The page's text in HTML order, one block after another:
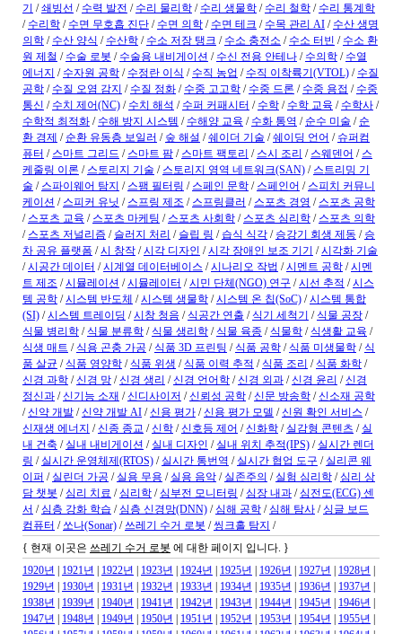
기 /쇄빙선 / 수력 발전 / 수리 물리학 / 수리 생물학 / 수리 철학 / 수리 통계학
/ 수리학 / 수면 무호흡 진단 / 수면 의학 / 수면 테크 / 수목 관리 AI / 수산 생명
의학 / 수산 양식 / 수산학 / 수소 저장 탱크 / 수소 충전소 / 수소 터빈 / 수소 환
원 제철 / 수술 로봇 / 수술용 내비게이션 / 수신 전용 안테나 / 수의학 / 수열
에너지 / 수자원 공학 / 수정란 이식 / 수직 농업 / 수직 이착륙기(VTOL) / 수질
공학 / 수질 오염 감지 / 수질 정화 / 수중 고고학 / 수중 드론 / 수중 용접 / 수중
통신 / 수치 제어(NC) / 수치 해석 / 수퍼 커패시터 / 수학 / 수학 교육 / 수학사 /
수학적 최적화 / 수해 방지 시스템 / 수해양 교육 / 수화 통역 / 순수 미술 / 순
환 경제 / 순환 유동층 보일러 / 숲 해설 /쉐이더 기술 /쉐이딩 언어 / 슈퍼컴
퓨터 / 스마트 그리드 / 스마트 팜 / 스마트 팩토리 / 스시 조리 / 스웨덴어 / 스
케줄링 이론 / 스토리지 기술 / 스토리지 영역 네트워크(SAN) / 스트리밍 기
술 / 스파이웨어 탐지 / 스팸 필터링 / 스페인 문학 / 스페인어 / 스피치 커뮤니
케이션 / 스피커 유닛 / 스프링 제조 / 스프링클러 / 스포츠 경영 / 스포츠 공학
/ 스포츠 교육 / 스포츠 마케팅 / 스포츠 사회학 / 스포츠 심리학 / 스포츠 의학
/ 스포츠 저널리즘 / 슬러지 처리 / 슬립 링 / 습식 식각 / 승강기 회생 제동 / 승
차 공유 플랫폼 /시 창작 /시각 디자인 /시각 장애인 보조 기기 /시각화 기술
/시공간 데이터 /시계열 데이터베이스 /시나리오 작법 /시멘트 공학 /시멘
트 제조 /시뮬레이션 /시뮬레이터 /시민 단체(NGO) 연구 /시선 추적 /시스
템 공학 /시스템 반도체 /시스템 생물학 /시스템 온 칩(SoC) /시스템 통합
(SI) /시스템 트레이딩 /시창 청음 /식공간 연출 /식기 세척기 /식물 공장 /
식물 병리학 /식물 분류학 /식물 생리학 /식물 육종 /식물학 /식생활 교육 /
식생 매트 /식용 곤충 가공 /식품 3D 프린팅 /식품 공학 /식품 미생물학 /식
품 살균 /식품 영양학 /식품 위생 /식품 이력 추적 /식품 조리 /식품 화학 /
신경 과학 /신경 망 /신경 생리 /신경 언어학 /신경 외과 /신경 윤리 /신경
정신과 /신기능 소재 /신디사이저 /신뢰성 공학 /신문 방송학 /신소재 공학
/신약 개발 /신약 개발 AI /신용 평가 /신용 평가 모델 /신원 확인 서비스 /
신재생 에너지 /신종 종교 /신학 /신호등 제어 /신화학 / 실감형 콘텐츠 / 실
내 건축 / 실내 내비게이션 / 실내 디자인 / 실내 위치 추적(IPS) / 실시간 렌더
링 / 실시간 운영체제(RTOS) / 실시간 통번역 / 실시간 협업 도구 / 실리콘 웨
이퍼 / 실린더 가공 / 실용 무용 / 실용 음악 / 실존주의 / 실험 심리학 /심리 상
담 챗봇 /심리 치료 /심리학 /심부전 모니터링 /심장 내과 /심전도(ECG) 센
서 /심층 강화 학습 /심층 신경망(DNN) /심해 공학 /심해 탐사 /싱글 보드
컴퓨터 / 쏘나(Sonar) / 쓰레기 수거 로봇 /씽크홀 탐지 /
{ 현재 이곳은 쓰레기 수거 로봇 에 대한 페이지 입니다. }
1920년
1921년 1922년 1923년 1924년 1925년 1926년 1927년 1928년
1929년
1930년 1931년 1932년 1933년 1934년 1935년 1936년 1937년
1938년
1939년 1940년 1941년 1942년 1943년 1944년 1945년 1946년
1947년
1948년 1949년 1950년 1951년 1952년 1953년 1954년 1955년